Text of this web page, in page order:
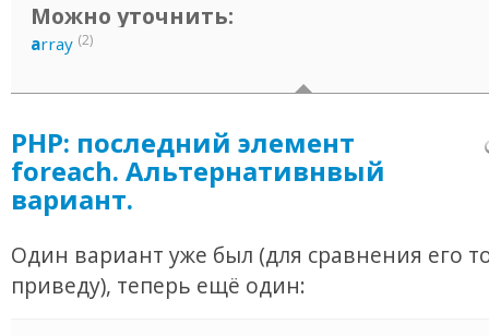
Можно уточнить:
array (2)
PHP: последний элемент
foreach. Альтернативнвый
вариант.
Один вариант уже был (для сравнения его
приведу), теперь ещё один: